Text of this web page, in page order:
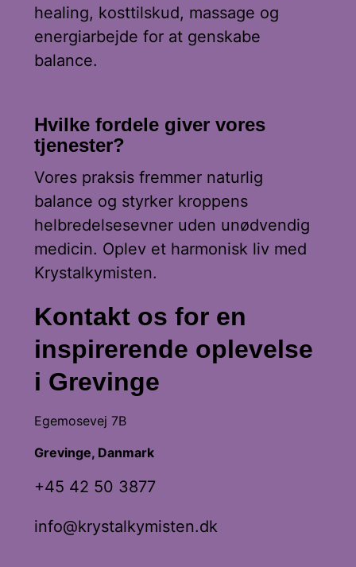
healing, kosttilskud, massage og
energiarbejde for at genskabe
balance.
Hvilke fordele giver vores
tjenester?
Vores praksis fremmer naturlig
balance og styrker kroppens
helbredelsesevner uden unødvendig
medicin. Oplev et harmonisk liv med
Krystalkymisten.
Kontakt os for en
inspirerende oplevelse
i Grevinge
Egemosevej 7B
Grevinge, Danmark
+45 42 50 3877
info@krystalkymisten.dk